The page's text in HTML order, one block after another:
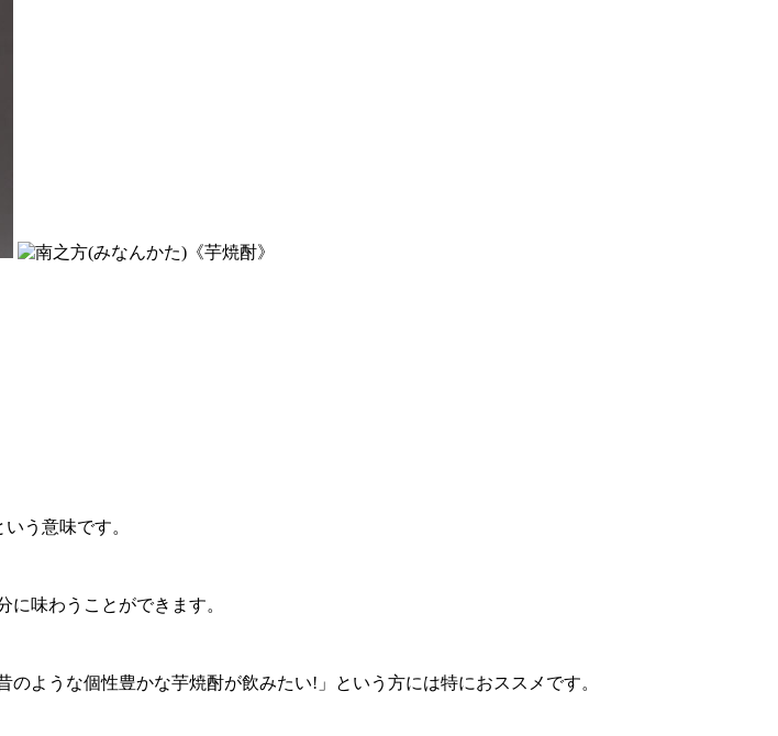
う意味です。
味わうことができます。
ような個性豊かな芋焼酎が飲みたい!」という方には特におススメです。